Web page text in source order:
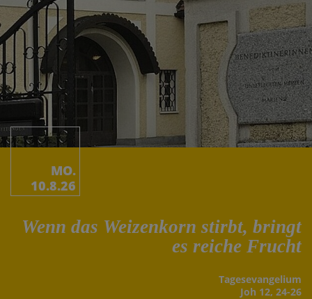
MO.
10.8.26
Wenn das Weizenkorn stirbt, bringt
es reiche Frucht
Tages­evangelium
Joh 12, 24-26